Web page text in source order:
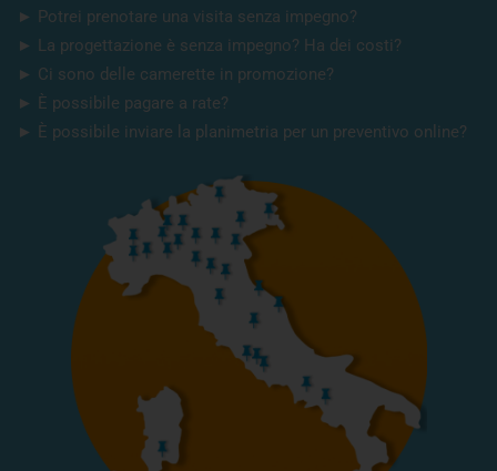
► Potrei prenotare una visita senza impegno?
► La progettazione è senza impegno? Ha dei costi?
► Ci sono delle camerette in promozione?
► È possibile pagare a rate?
► È possibile inviare la planimetria per un preventivo online?